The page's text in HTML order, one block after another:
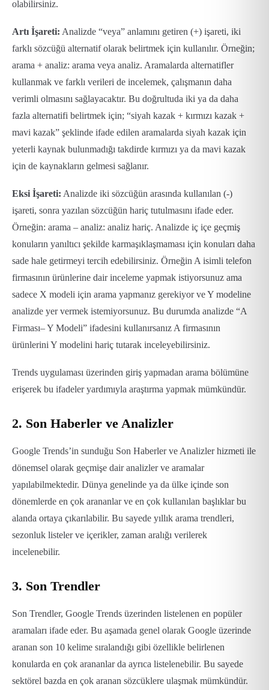
olabilirsiniz.
Artı İşareti: Analizde “veya” anlamını getiren (+) işareti, iki
farklı sözcüğü alternatif olarak belirtmek için kullanılır. Örneğin;
arama + analiz: arama veya analiz. Aramalarda alternatifler
kullanmak ve farklı verileri de incelemek, çalışmanın daha
verimli olmasını sağlayacaktır. Bu doğrultuda iki ya da daha
fazla alternatifi belirtmek için; “siyah kazak + kırmızı kazak +
mavi kazak” şeklinde ifade edilen aramalarda siyah kazak için
yeterli kaynak bulunmadığı takdirde kırmızı ya da mavi kazak
için de kaynakların gelmesi sağlanır.
Eksi İşareti: Analizde iki sözcüğün arasında kullanılan (-)
işareti, sonra yazılan sözcüğün hariç tutulmasını ifade eder.
Örneğin: arama – analiz: analiz hariç. Analizde iç içe geçmiş
konuların yanıltıcı şekilde karmaşıklaşmaması için konuları daha
sade hale getirmeyi tercih edebilirsiniz. Örneğin A isimli telefon
firmasının ürünlerine dair inceleme yapmak istiyorsunuz ama
sadece X modeli için arama yapmanız gerekiyor ve Y modeline
analizde yer vermek istemiyorsunuz. Bu durumda analizde “A
Firması– Y Modeli” ifadesini kullanırsanız A firmasının
ürünlerini Y modelini hariç tutarak inceleyebilirsiniz.
Trends uygulaması üzerinden giriş yapmadan arama bölümüne
erişerek bu ifadeler yardımıyla araştırma yapmak mümkündür.
2. Son Haberler ve Analizler
Google Trends’in sunduğu Son Haberler ve Analizler hizmeti ile
dönemsel olarak geçmişe dair analizler ve aramalar
yapılabilmektedir. Dünya genelinde ya da ülke içinde son
dönemlerde en çok arananlar ve en çok kullanılan başlıklar bu
alanda ortaya çıkarılabilir. Bu sayede yıllık arama trendleri,
sezonluk listeler ve içerikler, zaman aralığı verilerek
incelenebilir.
3. Son Trendler
Son Trendler, Google Trends üzerinden listelenen en popüler
aramaları ifade eder. Bu aşamada genel olarak Google üzerinde
aranan son 10 kelime sıralandığı gibi özellikle belirlenen
konularda en çok arananlar da ayrıca listelenebilir. Bu sayede
sektörel bazda en çok aranan sözcüklere ulaşmak mümkündür.